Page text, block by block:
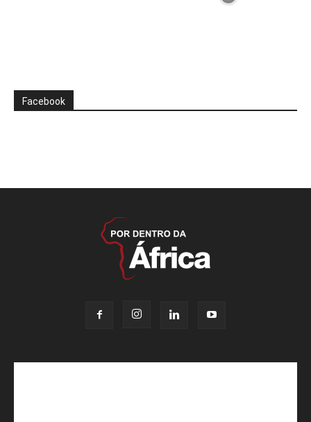
Facebook